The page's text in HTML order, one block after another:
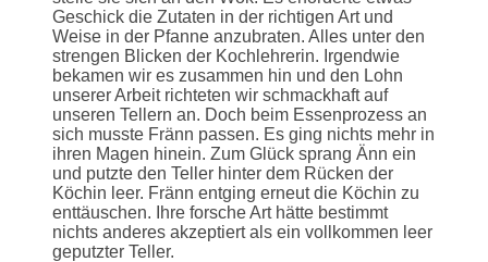
Geschick die Zutaten in der richtigen Art und
Weise in der Pfanne anzubraten. Alles unter den
strengen Blicken der Kochlehrerin. Irgendwie
bekamen wir es zusammen hin und den Lohn
unserer Arbeit richteten wir schmackhaft auf
unseren Tellern an. Doch beim Essenprozess an
sich musste Fränn passen. Es ging nichts mehr in
ihren Magen hinein. Zum Glück sprang Änn ein
und putzte den Teller hinter dem Rücken der
Köchin leer. Fränn entging erneut die Köchin zu
enttäuschen. Ihre forsche Art hätte bestimmt
nichts anderes akzeptiert als ein vollkommen leer
geputzter Teller.